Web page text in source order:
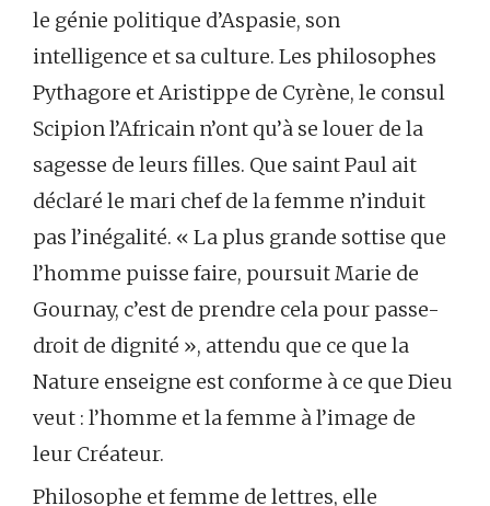
le génie politique d’Aspasie, son
intelligence et sa culture. Les philosophes
Pythagore et Aristippe de Cyrène, le consul
Scipion l’Africain n’ont qu’à se louer de la
sagesse de leurs filles. Que saint Paul ait
déclaré le mari chef de la femme n’induit
pas l’inégalité. « La plus grande sottise que
l’homme puisse faire, poursuit Marie de
Gournay, c’est de prendre cela pour passe-
droit de dignité », attendu que ce que la
Nature enseigne est conforme à ce que Dieu
veut : l’homme et la femme à l’image de
leur Créateur.
Philosophe et femme de lettres, elle